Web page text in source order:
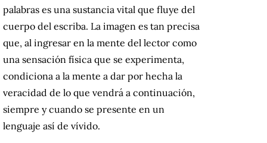
palabras es una sustancia vital que fluye del
cuerpo del escriba. La imagen es tan precisa
que, al ingresar en la mente del lector como
una sensación física que se experimenta,
condiciona a la mente a dar por hecha la
veracidad de lo que vendrá a continuación,
siempre y cuando se presente en un
lenguaje así de vívido.